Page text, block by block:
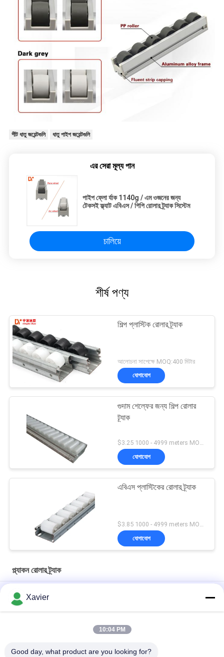
শীট ধাতু জয়েন্টগুলি ধাতু পাইপ জয়েন্টগুলি
এর সেরা মূল্য পান
পাইপ ফ্লো র্যাক 1140g / এম ওজনের জন্য
টেকসই ফ্ল্যাট এবিএস / পিপি রোলার ট্র্যাক সিস্টেম
চালিয়ে
শীর্ষ পণ্য
শিল্প প্লাস্টিক রোলার ট্র্যাক
আলোচনা সাপেক্ষে MOQ:400 মিটার
যোগাযোগ
গুদাম শেল্ফের জন্য শিল্প রোলার
ট্র্যাক
$3.25 1000 - 4999 meters MOQ:1000M
যোগাযোগ
এবিএস প্লাস্টিকের রোলার ট্র্যাক
$3.85 1000 - 4999 meters MOQ:1000M
যোগাযোগ
প্ল্যাকন রোলার ট্র্যাক
কোল্ড ঝালাই প্লাস্টিক রোলার ট্র্যাক স্টেইনলেস স্টীল প্লেট রাক সিস্টেমের জন্য প্লেট
এক্সট্রুশনXavier
10:04 PM
Good day, what product are you looking for?